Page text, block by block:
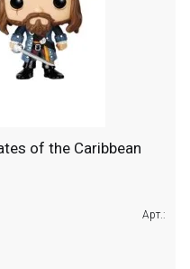
of the Caribbean
Арт.: